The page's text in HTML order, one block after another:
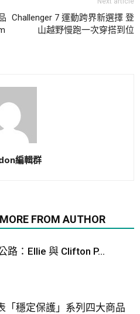
Challenger 7 運動跨界新選擇 登
山越野慢跑一次穿搭到位
編輯群
MORE FROM AUTHOR
路：Ellie 與 Clifton P...
「穩定保護」系列四大商品